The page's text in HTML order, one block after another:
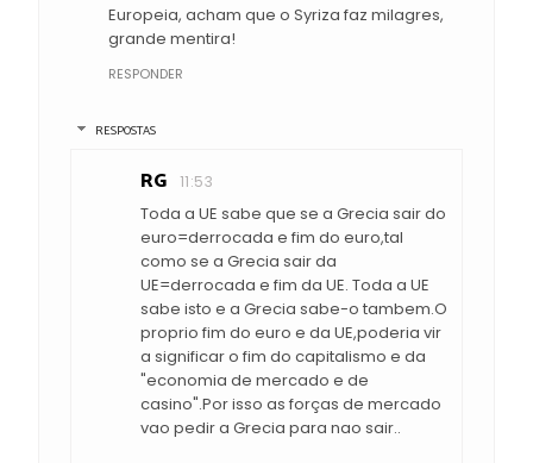
Europeia, acham que o Syriza faz milagres,
grande mentira!
RESPONDER
RESPOSTAS
RG 11:53
Toda a UE sabe que se a Grecia sair do
euro=derrocada e fim do euro,tal
como se a Grecia sair da
UE=derrocada e fim da UE. Toda a UE
sabe isto e a Grecia sabe-o tambem.O
proprio fim do euro e da UE,poderia vir
a significar o fim do capitalismo e da
"economia de mercado e de
casino".Por isso as forças de mercado
vao pedir a Grecia para nao sair..